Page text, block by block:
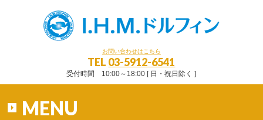
お問い合わせはこちら
TEL 03-5912-6541
受付時間 10:00～18:00 [ 日・祝日除く ]
MENU